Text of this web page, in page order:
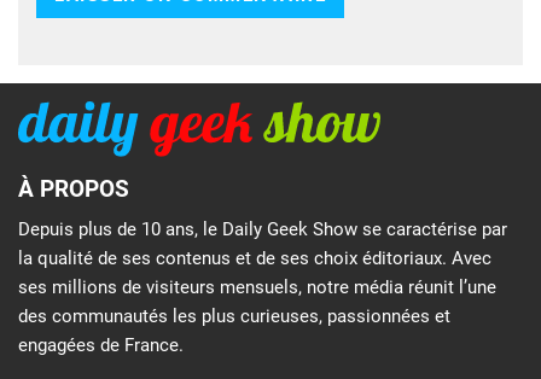
À PROPOS
Depuis plus de 10 ans, le Daily Geek Show se caractérise par
la qualité de ses contenus et de ses choix éditoriaux. Avec
ses millions de visiteurs mensuels, notre média réunit l’une
des communautés les plus curieuses, passionnées et
engagées de France.